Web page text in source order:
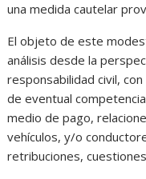
una medida cautelar
El objeto de este
análisis desde la
responsabilidad civil,
de eventual
medio de pago,
vehículos, y/o
retribuciones,